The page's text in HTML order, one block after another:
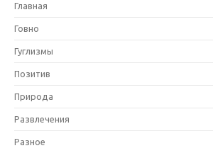
Главная
Говно
Гуглизмы
Позитив
Природа
Развлечения
Разное